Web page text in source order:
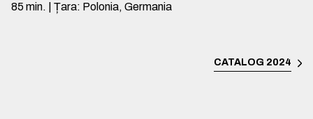
85 min. Țara: Polonia, Germania
CATALOG 2024